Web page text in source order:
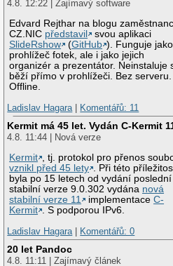
4.8. 12:22 | Zajímavý software
Edvard Rejthar na blogu
CZ.NIC představil
svou aplikaci
SlideRshow
(GitHub ). Funguje jako
prohlížeč fotek, ale i jako jejich
organizér a prezentátor. Neinstaluje
běží přímo v prohlížeči. Bez serveru.
Offline.
Ladislav Hagara | Komentářů: 11
Kermit má 45 let. Vydán C-Kermit
4.8. 11:44 | Nová verze
Kermit , tj. protokol pro přenos
vznikl před 45 lety . Při této
byla po 15 letech od vydání poslední
stabilní verze 9.0.302 vydána nová
stabilní verze 11
implementaceC-
Kermit . S podporou IPv6.
Ladislav Hagara | Komentářů: 0
20 let Pandoc
4.8. 11:11 | Zajímavý článek